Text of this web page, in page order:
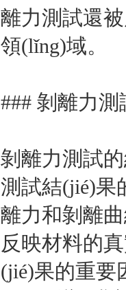
離力測試還
領(lǐng)域。
### 剝離力
剝離力測試
測試結(jié)果
離力和剝離曲
反映材料的真
(jié)果的重要因